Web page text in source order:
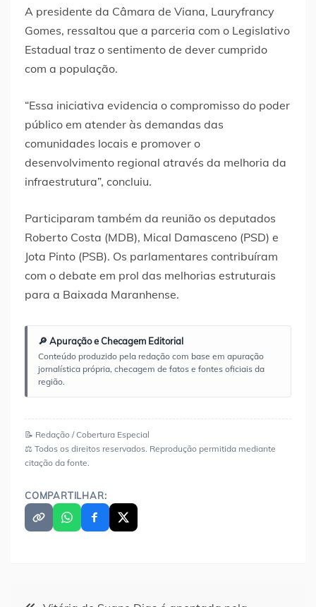
A presidente da Câmara de Viana, Lauryfrancy
Gomes, ressaltou que a parceria com o Legislativo
Estadual traz o sentimento de dever cumprido
com a população.
“Essa iniciativa evidencia o compromisso do poder
público em atender às demandas das
comunidades locais e promover o
desenvolvimento regional através da melhoria da
infraestrutura”, concluiu.
Participaram também da reunião os deputados
Roberto Costa (MDB), Mical Damasceno (PSD) e
Jota Pinto (PSB). Os parlamentares contribuíram
com o debate em prol das melhorias estruturais
para a Baixada Maranhense.
🔎 Apuração e Checagem Editorial
Conteúdo produzido pela redação com base em apuração
jornalística própria, checagem de fatos e fontes oficiais da
região.
📝 Redação / Cobertura Especial
⚖️ Todos os direitos reservados. Reprodução permitida mediante
citação da fonte.
COMPARTILHAR: